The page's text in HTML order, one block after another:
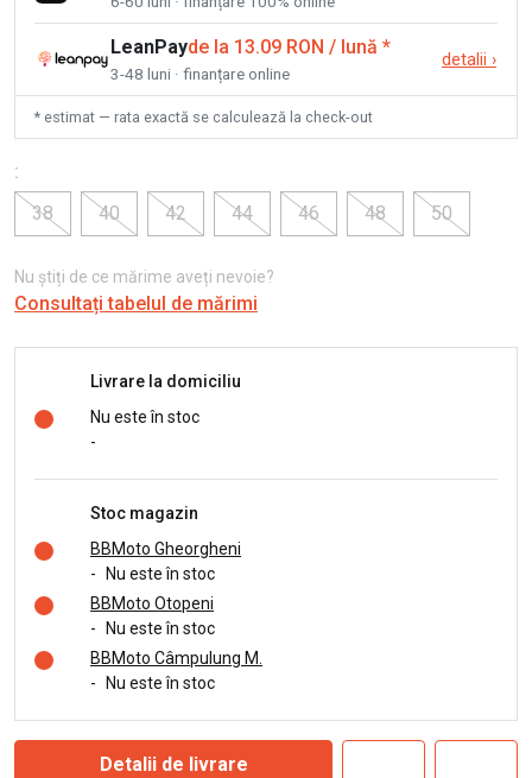
LeanPayde la 13.09 RON / lună *
3-48 luni · finanțare online
detalii ›
* estimat — rata exactă se calculează la check-out
:
38
40 42 44 46 48 50
Nu știți de ce mărime aveți nevoie?
Consultați tabelul de mărimi
Livrare la domiciliu
Nu este în stoc
-
Stoc magazin
BBMoto Gheorgheni
-
Nu este în stoc
BBMoto Otopeni
-
Nu este în stoc
BBMoto Câmpulung M.
-
Nu este în stoc
Detalii de livrare